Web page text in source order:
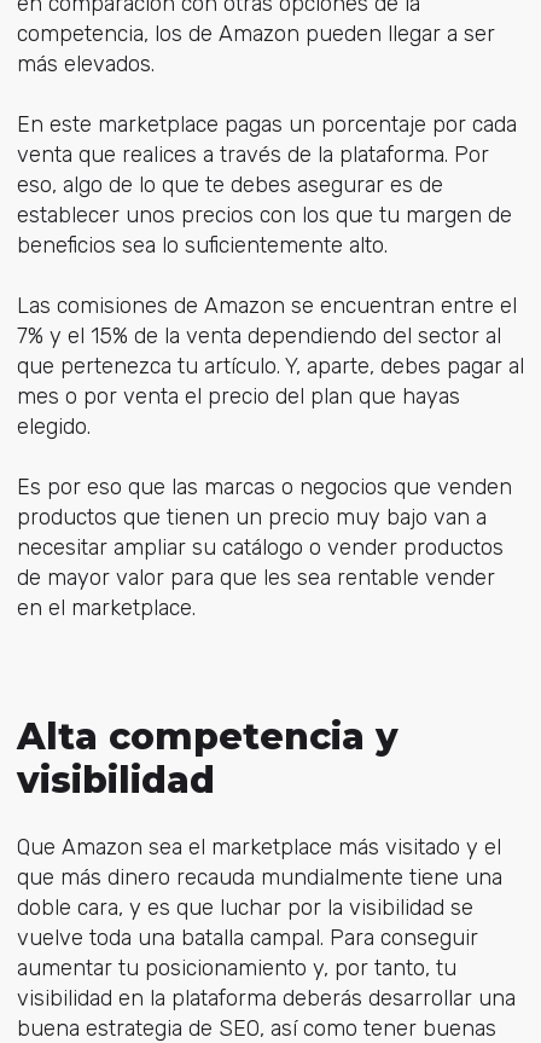
competencia, los de Amazon pueden llegar a ser
más elevados.
En este marketplace pagas un porcentaje por cada
venta que realices a través de la plataforma. Por
eso, algo de lo que te debes asegurar es de
establecer unos precios con los que tu margen de
beneficios sea lo suficientemente alto.
Las comisiones de Amazon se encuentran entre el
7% y el 15% de la venta dependiendo del sector al
que pertenezca tu artículo. Y, aparte, debes pagar al
mes o por venta el precio del plan que hayas
elegido.
Es por eso que las marcas o negocios que venden
productos que tienen un precio muy bajo van a
necesitar ampliar su catálogo o vender productos
de mayor valor para que les sea rentable vender
en el marketplace.
Alta competencia y
visibilidad
Que Amazon sea el marketplace más visitado y el
que más dinero recauda mundialmente tiene una
doble cara, y es que luchar por la visibilidad se
vuelve toda una batalla campal. Para conseguir
aumentar tu posicionamiento y, por tanto, tu
visibilidad en la plataforma deberás desarrollar una
buena estrategia de SEO, así como tener buenas